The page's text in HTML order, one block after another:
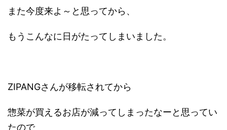
また今度来よ～と思ってから、
もうこんなに日がたってしまいました。
ZIPANGさんが移転されてから
惣菜が買えるお店が減ってしまったなーと思ってい
たので